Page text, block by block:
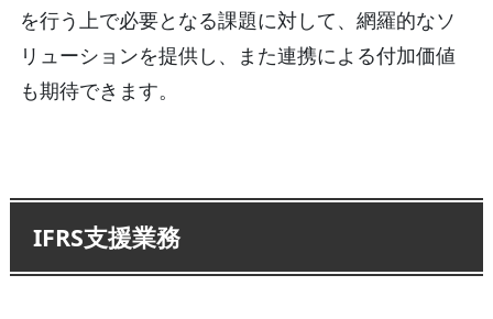
を行う上で必要となる課題に対して、網羅的なソ
リューションを提供し、また連携による付加価値
も期待できます。
IFRS支援業務